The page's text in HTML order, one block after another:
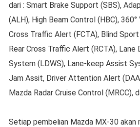
dari : Smart Brake Support (SBS),
(ALH), High Beam Control (HBC),
Cross Traffic Alert (FCTA), Blind
Rear Cross Traffic Alert (RCTA), Lane
System (LDWS), Lane-keep Assist
Jam Assit, Driver Attention Alert
Mazda Radar Cruise Control (MRCC),
Setiap pembelian Mazda MX-30 akan